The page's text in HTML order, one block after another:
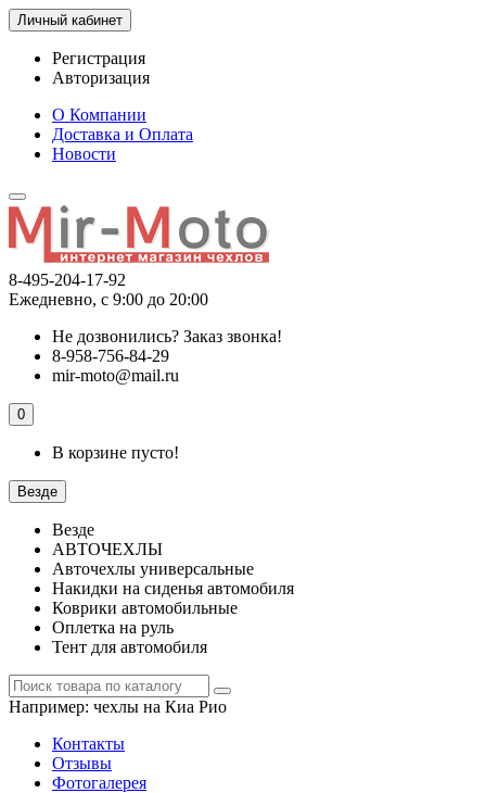
Личный кабинет
Регистрация
Авторизация
О Компании
Доставка и Оплата
Новости
8-495-204-17-92
Ежедневно, с 9:00 до 20:00
Не дозвонились? Заказ звонка!
8-958-756-84-29
mir-moto@mail.ru
0
В корзине пусто!
Везде
Везде
АВТОЧЕХЛЫ
Авточехлы универсальные
Накидки на сиденья автомобиля
Коврики автомобильные
Оплетка на руль
Тент для автомобиля
Например: чехлы на Киа Рио
Контакты
Отзывы
Фотогалерея